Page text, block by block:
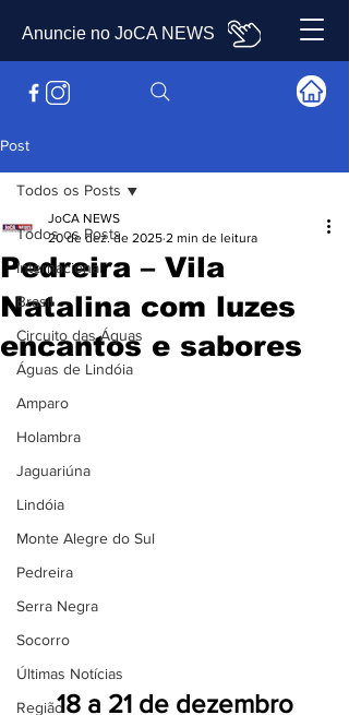
Anuncie no JoCA NEWS
Post
Todos os Posts
Internacional
Brasil
Circuito das Águas
Águas de Lindóia
Amparo
Holambra
Jaguariúna
Lindóia
Monte Alegre do Sul
Pedreira
Serra Negra
Socorro
Últimas Notícias
Região
Todos os Posts
Pedreira – Vila
Natalina com luzes
encantos e sabores
JoCA NEWS
20 de dez. de 2025 2 min de leitura
18 a 21 de dezembro